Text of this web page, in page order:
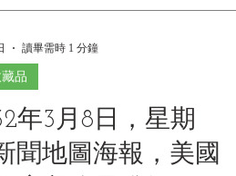
Water...
年3月8日，星期
聞地圖海報，美國
品
讀畢需時 1 分鐘